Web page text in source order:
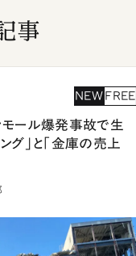
事
NEW FREE
モール爆発事故で生
グ」と「金庫の売上